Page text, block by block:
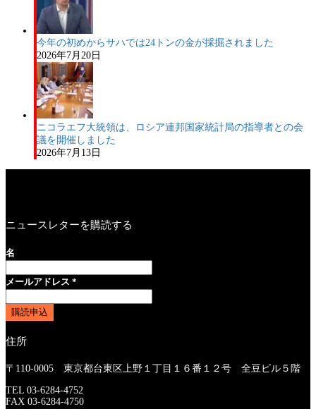
今年の初めからサハでは24トンの金が採掘されました
2026年7月20日
ニコラエフ大統領は、ロシア連邦国家統計局の指導者との会
議を開催しました
2026年7月13日
ニュースレターを購読する
名
メールアドレス *
住所
〒110-0005 東京都台東区上野１丁目１６番１２号 全豆ビル５階
TEL 03-6284-4752
FAX 03-6284-4750